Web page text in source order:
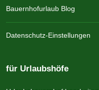
Bauernhofurlaub Blog
Datenschutz-Einstellungen
für Urlaubshöfe